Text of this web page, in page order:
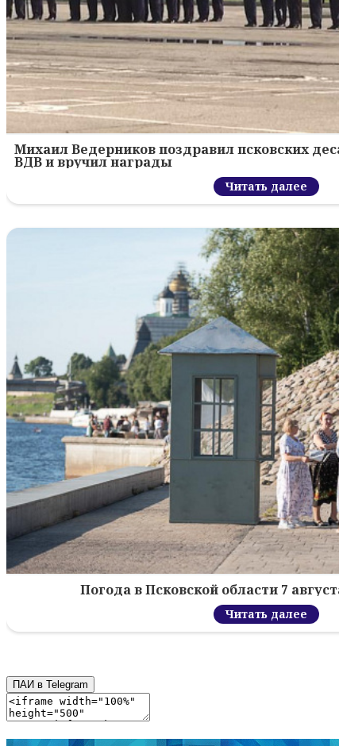
Михаил Ведерников поздравил псковских
ВДВ и вручил награды
Читать далее
Погода в Псковской области 7
Читать далее
ПАИ в Telegram